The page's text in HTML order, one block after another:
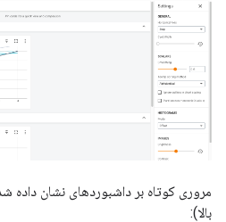
مروری کوتاه بر داشبوردهای نشان داده
بالا):